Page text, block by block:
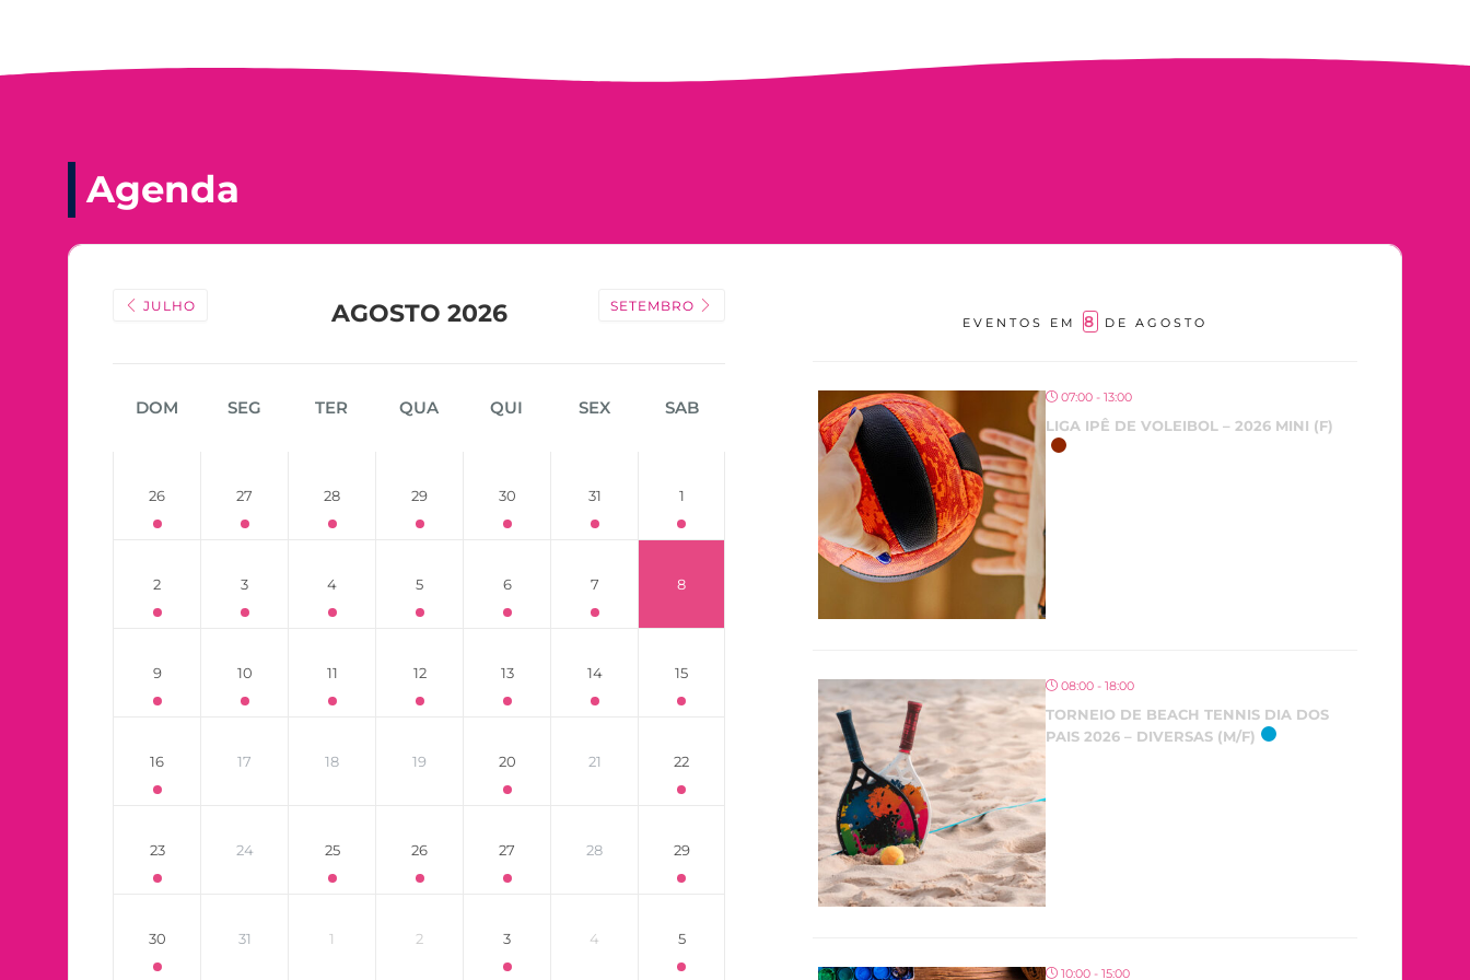
Agenda
JULHO AGOSTO 2026 SETEMBRO
DOM SEG TER QUA QUI SEX SAB
26 27 28 29 30 31 1
2 3 4 5 6 7 8
9 10 11 12 13 14 15
16 17 18 19 20 21 22
23 24 25 26 27 28 29
30 31 1 2 3 4 5
EVENTOS EM 8 DE AGOSTO
07:00 - 13:00
LIGA IPÊ DE VOLEIBOL – 2026 MINI (F)
08:00 - 18:00
TORNEIO DE BEACH TENNIS DIA DOS
PAIS 2026 – DIVERSAS (M/F)
10:00 - 15:00